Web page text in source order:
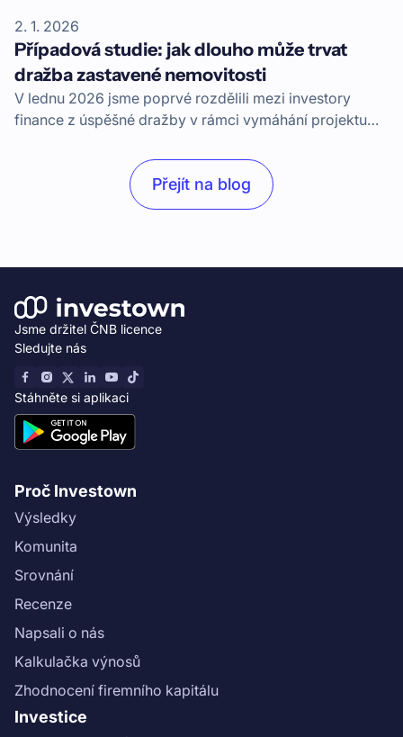
2. 1. 2026
Případová studie: jak dlouho může trvat
dražba zastavené nemovitosti
V lednu 2026 jsme poprvé rozdělili mezi investory
finance z úspěšné dražby v rámci vymáhání projektu
průběhu vymáhání a jaké budou další kroky?
Přejít na blog
Jsme držitel ČNB licence
Sledujte nás
Stáhněte si aplikaci
Proč Investown
Výsledky
Komunita
Srovnání
Recenze
Napsali o nás
Kalkulačka výnosů
Zhodnocení firemního kapitálu
Investice